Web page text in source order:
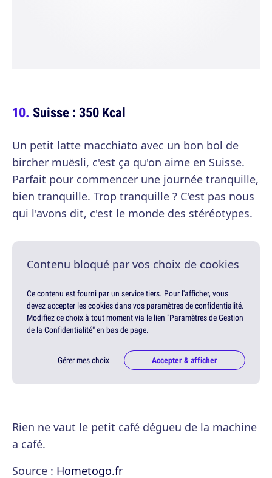
Suisse : 350 Kcal
Un petit latte macchiato avec un bon bol de
bircher muësli, c'est ça qu'on aime en Suisse.
Parfait pour commencer une journée tranquille,
bien tranquille. Trop tranquille ? C'est pas nous
qui l'avons dit, c'est le monde des stéréotypes.
Contenu bloqué par vos choix de cookies
Ce contenu est fourni par un service tiers. Pour l'afficher, vous
devez accepter les cookies dans vos paramètres de confidentialité.
Modifiez ce choix à tout moment via le lien "Paramètres de Gestion
de la Confidentialité" en bas de page.
Gérer mes choix Accepter & afficher
Rien ne vaut le petit café dégueu de la machine
a café.
Source : Hometogo.fr